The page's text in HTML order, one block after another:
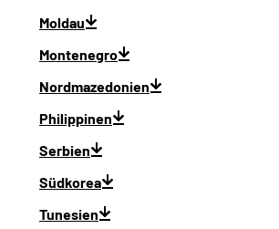
Moldau
Montenegro
Nordmazedonien
Philippinen
Serbien
Südkorea
Tunesien